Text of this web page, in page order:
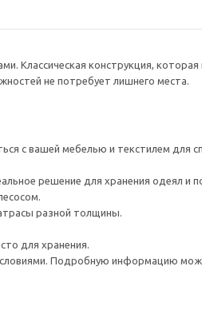
Классическая конструкция,
не потребует лишнего места.
с вашей мебелью и текстилем для
решение для хранения одеял и
разной толщины.
для хранения.
Подробную информацию